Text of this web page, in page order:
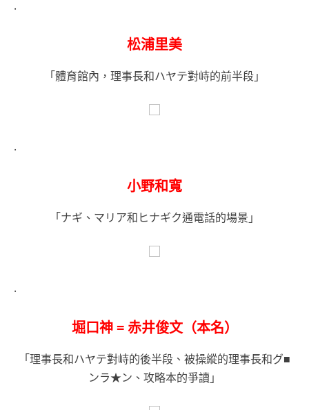
.
松浦里美
「體育館內，理事長和ハヤテ對峙的前半段」
.
小野和寬
「ナギ、マリア和ヒナギク通電話的場景」
.
堀口神 = 赤井俊文（本名）
「理事長和ハヤテ對峙的後半段、被操縱的理事長和グ■
ンラ★ン、攻略本的爭讀」